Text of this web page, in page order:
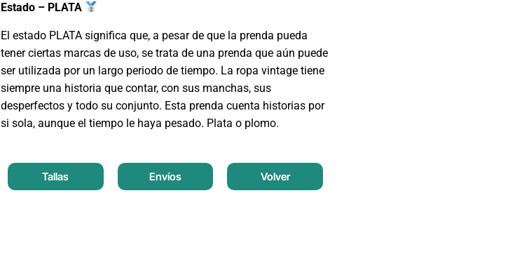
Estado – PLATA
El estado PLATA significa que, a pesar de que la prenda pueda
tener ciertas marcas de uso, se trata de una prenda que aún puede
ser utilizada por un largo periodo de tiempo. La ropa vintage tiene
siempre una historia que contar, con sus manchas, sus
desperfectos y todo su conjunto. Esta prenda cuenta historias por
si sola, aunque el tiempo le haya pesado. Plata o plomo.
Tallas Envíos Volver